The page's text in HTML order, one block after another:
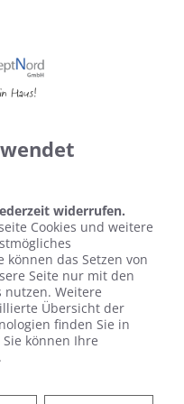
bei Haus Konzept
Sie daher hiermit
widerrufen.
Cookies und weitere
das Setzen von
Seite nur mit den
nutzen. Weitere
Übersicht der
finden Sie in
Sie können Ihre